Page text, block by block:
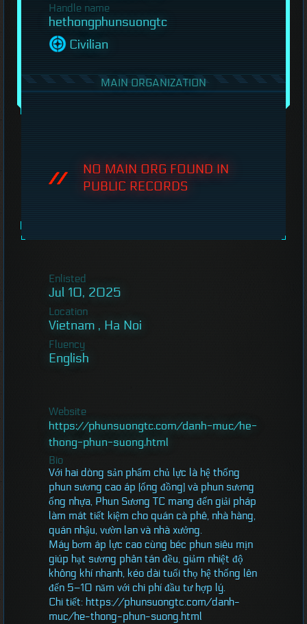
Handle name
hethongphunsuongtc
Civilian
MAIN ORGANIZATION
NO MAIN ORG FOUND IN
PUBLIC RECORDS
Enlisted
Jul 10, 2025
Location
Vietnam , Ha Noi
Fluency
English
Website
https://phunsuongtc.com/danh-muc/he-
thong-phun-suong.html
Bio
Với hai dòng sản phẩm chủ lực là hệ thống
phun sương cao áp (ống đồng) và phun sương
ống nhựa, Phun Sương TC mang đến giải pháp
làm mát tiết kiệm cho quán cà phê, nhà hàng,
quán nhậu, vườn lan và nhà xưởng.
Máy bơm áp lực cao cùng béc phun siêu mịn
giúp hạt sương phân tán đều, giảm nhiệt độ
không khí nhanh, kéo dài tuổi thọ hệ thống lên
đến 5–10 năm với chi phí đầu tư hợp lý.
Chi tiết: https://phunsuongtc.com/danh-
muc/he-thong-phun-suong.html